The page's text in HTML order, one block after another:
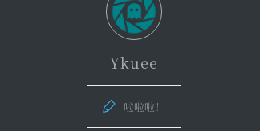
Ykuee
啦啦啦！